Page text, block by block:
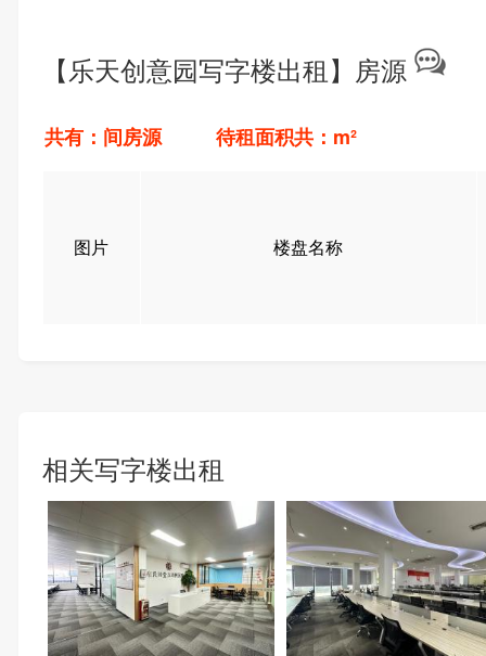
【乐天创意园写字楼出租】房源
共有：间房源 待租面积共：m²
图片 楼盘名称
相关写字楼出租